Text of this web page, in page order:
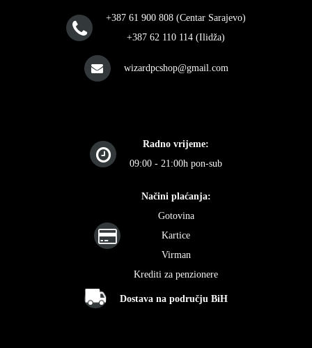
+387 61 900 808 (Centar Sarajevo)
+387 62 110 114 (Ilidža)
wizardpcshop@gmail.com
Radno vrijeme:
09:00 - 21:00h pon-sub
Načini plaćanja:
Gotovina
Kartice
Virman
Krediti za penzionere
Dostava na području BiH